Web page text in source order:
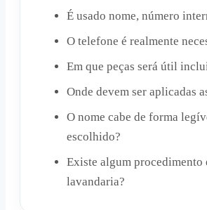
É usado nome, número
O telefone é realmente
Em que peças será útil
Onde devem ser aplicadas
O nome cabe de forma
escolhido?
Existe algum procedimento
lavandaria?